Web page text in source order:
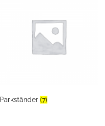
Parkständer(7)